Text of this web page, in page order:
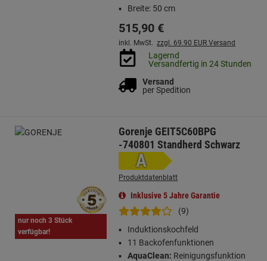
Breite: 50 cm
515,90 €
inkl. MwSt. zzgl. 69.90 EUR Versand
Lagernd
Versandfertig in 24 Stunden
Versand
per Spedition
nur noch 3 Stück
verfügbar!
Gorenje GEIT5C60BPG
-740801 Standherd Schwarz
A
Produktdatenblatt
Inklusive 5 Jahre Garantie
(9)
Induktionskochfeld
11 Backofenfunktionen
AquaClean: Reinigungsfunktion